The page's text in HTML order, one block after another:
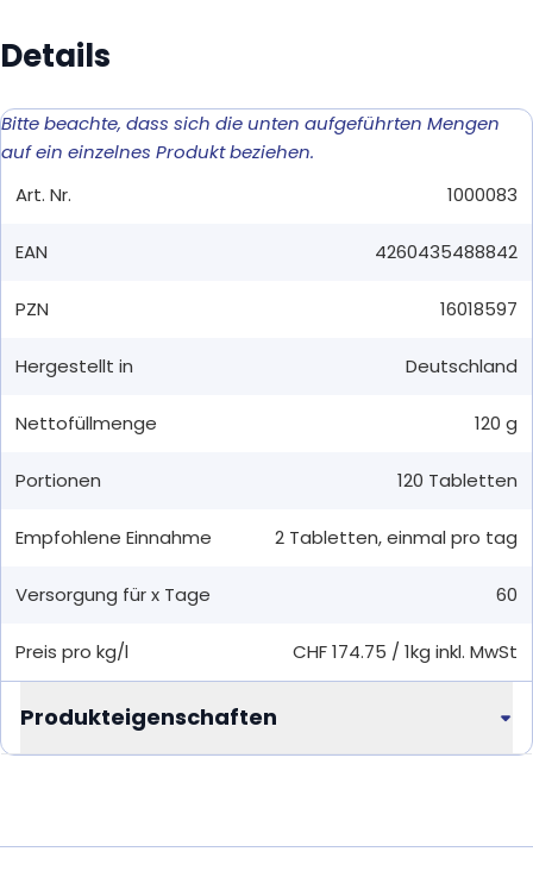
Details
Bitte beachte, dass sich die unten aufgeführten Mengen
auf ein einzelnes Produkt beziehen.
Art. Nr.
1000083
EAN 4260435488842
PZN 16018597
Hergestellt in Deutschland
Nettofüllmenge 120 g
Portionen 120 Tabletten
Empfohlene Einnahme 2 Tabletten,einmal pro tag
Versorgung für x Tage 60
Preis pro kg/l CHF 174.75 / 1kg inkl. MwSt
Produkteigenschaften